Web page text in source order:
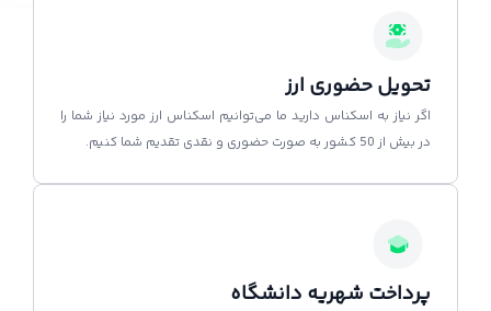
تحویل حضوری ارز
اگر نیاز به اسکناس دارید ما می‌توانیم اسکناس ارز مورد نیاز شما را
در بیش از 50 کشور به صورت حضوری و نقدی تقدیم شما کنیم.
پرداخت شهریه دانشگاه